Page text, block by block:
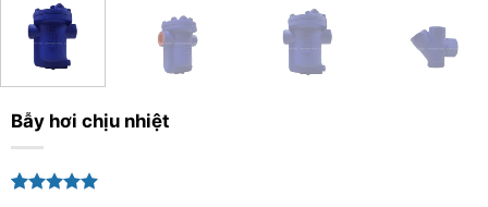
Bẫy hơi chịu nhiệt